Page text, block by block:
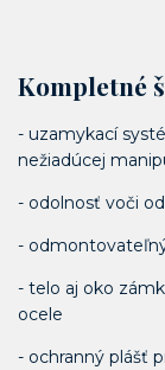
Kompletné
- uzamykací
nežiadúcej
- odolnosť voči
-
- telo aj oko
ocele
- ochranný plášť